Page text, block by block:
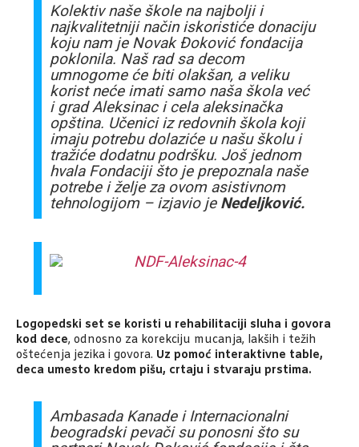
Kolektiv naše škole na najbolji i
najkvalitetniji način iskoristiće donaciju
koju nam je Novak Đoković fondacija
poklonila. Naš rad sa decom
umnogome će biti olakšan, a veliku
korist neće imati samo naša škola već
i grad Aleksinac i cela aleksinačka
opština. Učenici iz redovnih škola koji
imaju potrebu dolaziće u našu školu i
tražiće dodatnu podršku. Još jednom
hvala Fondaciji što je prepoznala naše
potrebe i želje za ovom asistivnom
tehnologijom – izjavio je Nedeljković.
Logopedski set se koristi u rehabilitaciji sluha i govora
kod dece, odnosno za korekciju mucanja, lakših i težih
oštećenja jezika i govora. Uz pomoć interaktivne table,
deca umesto kredom pišu, crtaju i stvaraju prstima.
Ambasada Kanade i Internacionalni
beogradski pevači su ponosni što su